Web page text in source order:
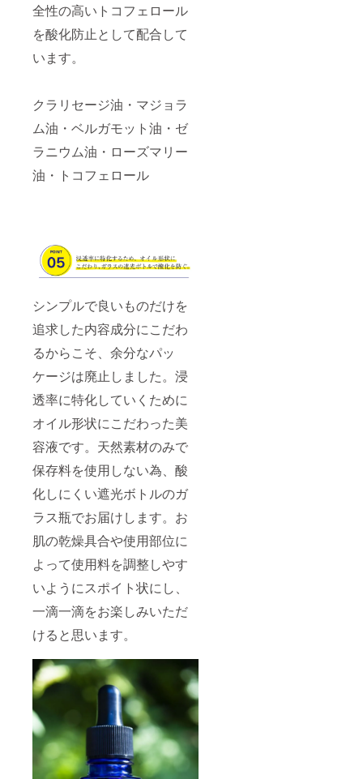
全性の高いトコフェロール
を酸化防止として配合して
います。
クラリセージ油・マジョラ
ム油・ベルガモット油・ゼ
ラニウム油・ローズマリー
油・トコフェロール
シンプルで良いものだけを
追求した内容成分にこだわ
るからこそ、余分なパッ
ケージは廃止しました。浸
透率に特化していくために
オイル形状にこだわった美
容液です。天然素材のみで
保存料を使用しない為、酸
化しにくい遮光ボトルのガ
ラス瓶でお届けします。お
肌の乾燥具合や使用部位に
よって使用料を調整しやす
いようにスポイト状にし、
一滴一滴をお楽しみいただ
けると思います。